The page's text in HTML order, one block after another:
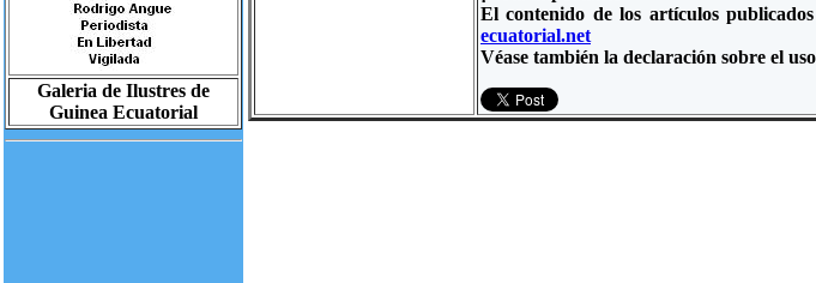
Galeria de Ilustres de
Guinea Ecuatorial
El contenido de los artículos
ecuatorial.net
Véase también la declaración sobre el